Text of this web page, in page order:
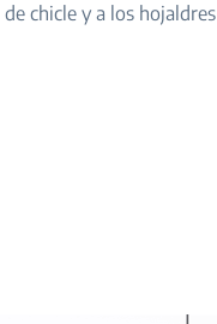
chicle y a los hojaldres